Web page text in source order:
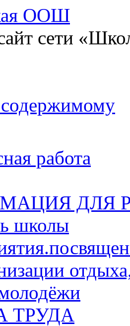
ООШ
сети
работа
ДЛЯ
школы
ТРУДА